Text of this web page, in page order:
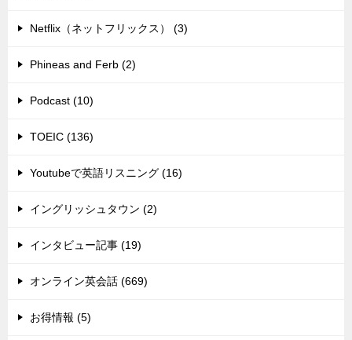
Netflix（ネットフリックス） (3)
Phineas and Ferb (2)
Podcast (10)
TOEIC (136)
Youtubeで英語リスニング (16)
イングリッシュタウン (2)
インタビュー記事 (19)
オンライン英会話 (669)
お得情報 (5)